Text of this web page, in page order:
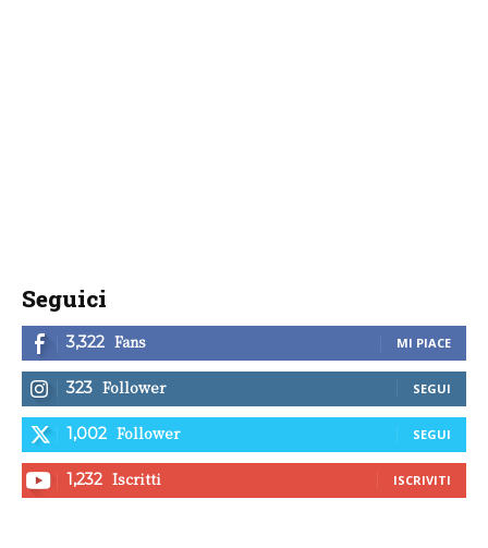
Seguici
3,322 Fans MI PIACE
323 Follower SEGUI
1,002 Follower SEGUI
1,232 Iscritti ISCRIVITI